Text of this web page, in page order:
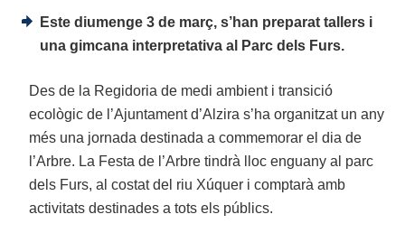
Este diumenge 3 de març, s’han preparat tallers i
una gimcana interpretativa al Parc dels Furs.
Des de la Regidoria de medi ambient i transició
ecològic de l’Ajuntament d’Alzira s’ha organitzat un any
més una jornada destinada a commemorar el dia de
l’Arbre. La Festa de l’Arbre tindrà lloc enguany al parc
dels Furs, al costat del riu Xúquer i comptarà amb
activitats destinades a tots els públics.